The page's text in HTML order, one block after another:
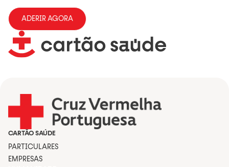
ADERIR AGORA
CARTÃO SAÚDE
PARTICULARES
EMPRESAS